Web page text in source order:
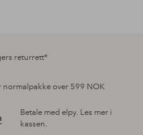
returrett*
normalpakke over 599 NOK
Betale med elpy. Les mer i
kassen.